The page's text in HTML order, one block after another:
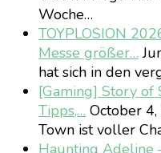
Woche…
TOYPLOSION
Messe größer…
hat sich in den
[Gaming] Story of
Tipps,… October
Town ist voller
Haunting Adeline